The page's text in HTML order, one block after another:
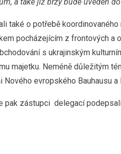
také o potřebě
pocházejícím z frontových a
s ukrajinským
majetku. Neméně důležitým
evropského Bauhausu a
pak zástupci delegací